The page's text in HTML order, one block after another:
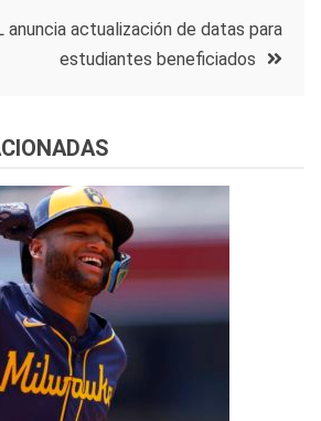
anuncia actualización de datas para
estudiantes beneficiados